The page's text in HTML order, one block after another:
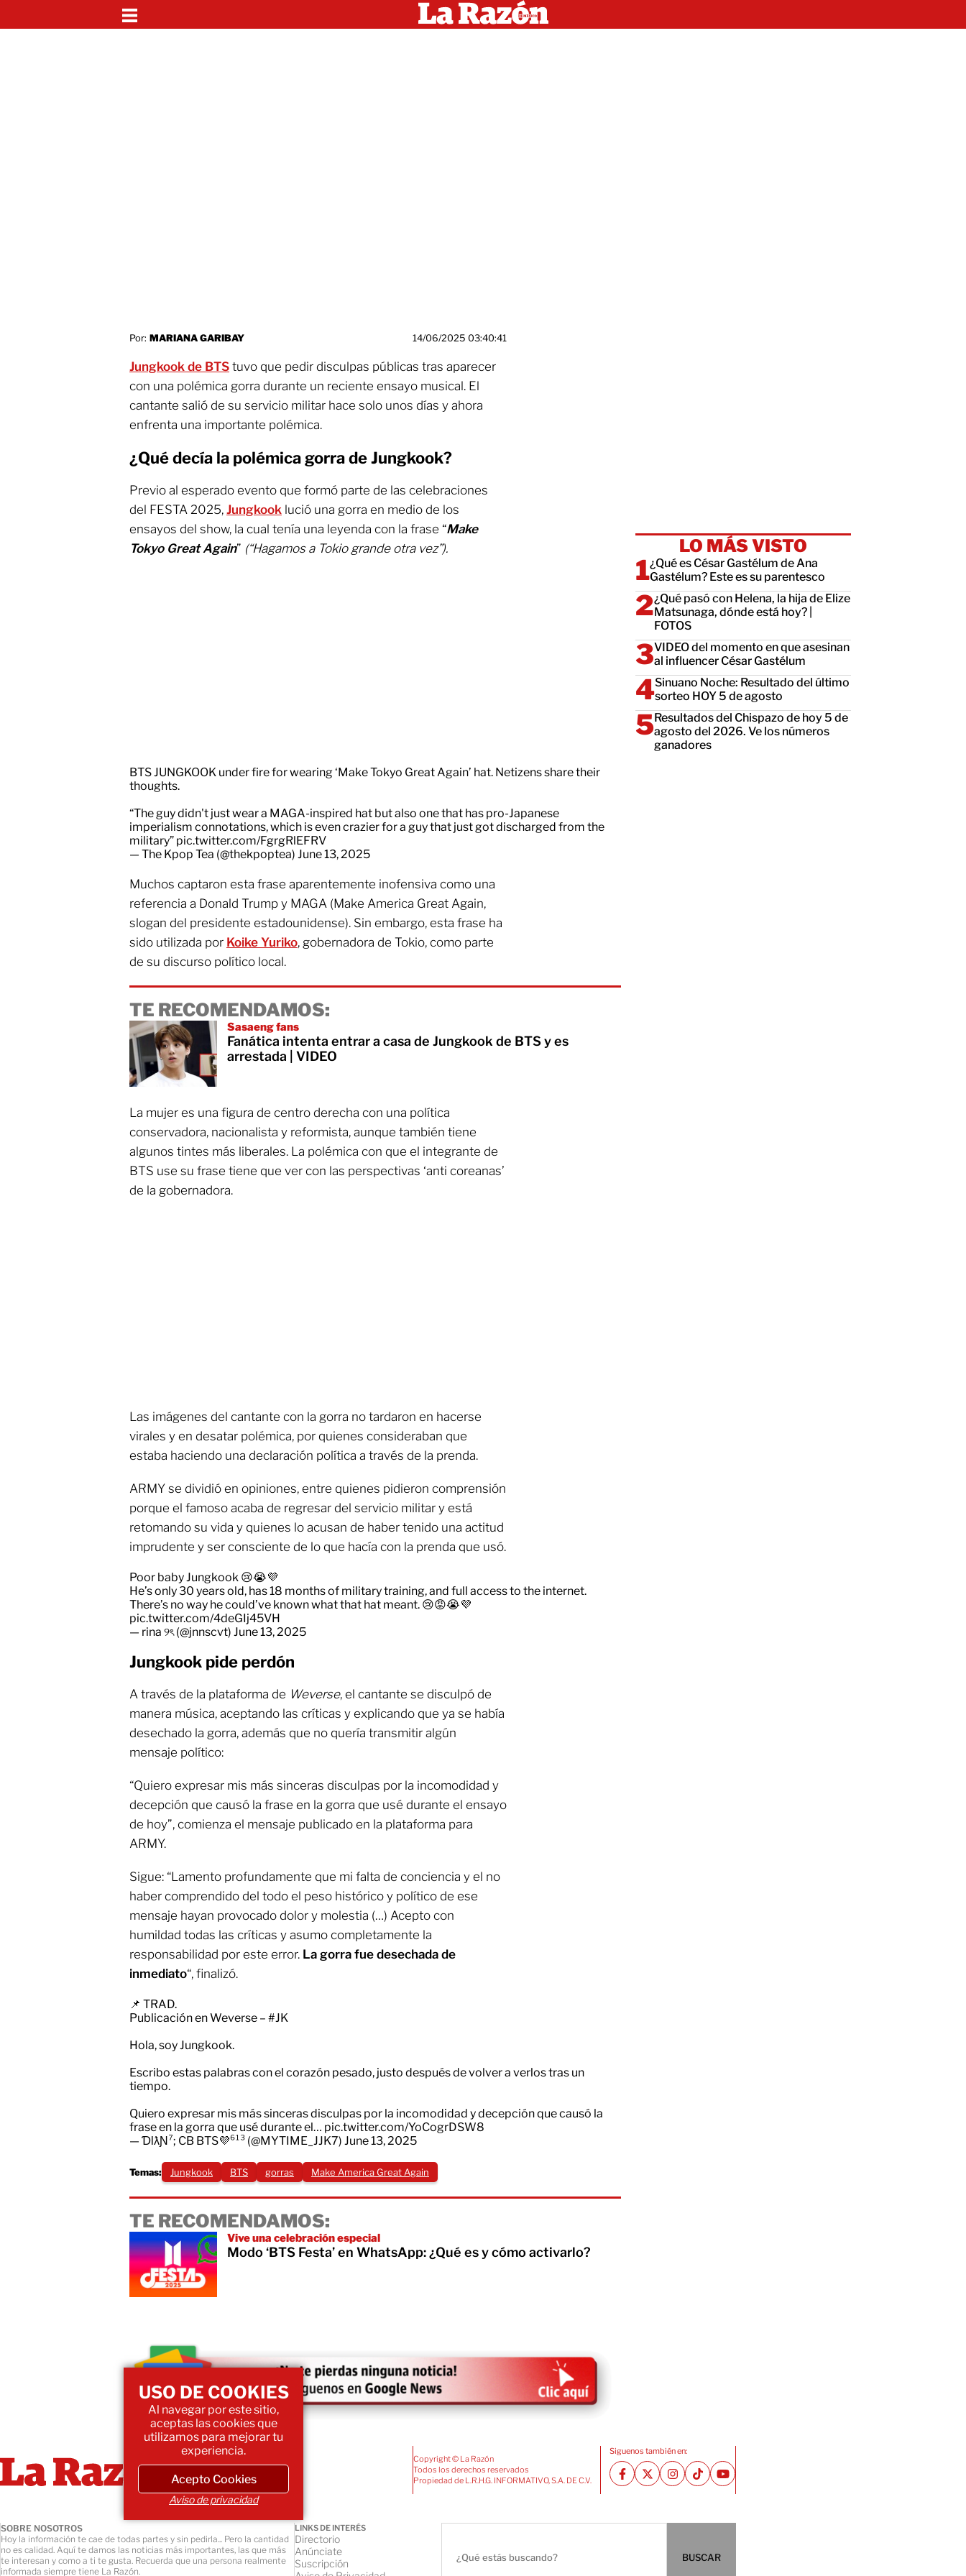
Por: MARIANA GARIBAY 14/06/2025 03:40:41
Jungkook de BTS tuvo que pedir disculpas públicas tras aparecer
con una polémica gorra durante un reciente ensayo musical. El
cantante salió de su servicio militar hace solo unos días y ahora
enfrenta una importante polémica.
¿Qué decía la polémica gorra de Jungkook?
Previo al esperado evento que formó parte de las celebraciones
del FESTA 2025, Jungkook lució una gorra en medio de los
ensayos del show, la cual tenía una leyenda con la frase “Make
Tokyo Great Again” (“Hagamos a Tokio grande otra vez”).
BTS JUNGKOOK under fire for wearing ‘Make Tokyo Great Again’ hat. Netizens share their
thoughts.
“The guy didn't just wear a MAGA-inspired hat but also one that has pro-Japanese
imperialism connotations, which is even crazier for a guy that just got discharged from the
military” pic.twitter.com/FgrgRlEFRV
— The Kpop Tea (@thekpoptea) June 13, 2025
Muchos captaron esta frase aparentemente inofensiva como una
referencia a Donald Trump y MAGA (Make America Great Again,
slogan del presidente estadounidense). Sin embargo, esta frase ha
sido utilizada por Koike Yuriko, gobernadora de Tokio, como parte
de su discurso político local.
TE RECOMENDAMOS:
Sasaeng fans
Fanática intenta entrar a casa de Jungkook de BTS y es
arrestada | VIDEO
La mujer es una figura de centro derecha con una política
conservadora, nacionalista y reformista, aunque también tiene
algunos tintes más liberales. La polémica con que el integrante de
BTS use su frase tiene que ver con las perspectivas ‘anti coreanas’
de la gobernadora.
Las imágenes del cantante con la gorra no tardaron en hacerse
virales y en desatar polémica, por quienes consideraban que
estaba haciendo una declaración política a través de la prenda.
ARMY se dividió en opiniones, entre quienes pidieron comprensión
porque el famoso acaba de regresar del servicio militar y está
retomando su vida y quienes lo acusan de haber tenido una actitud
imprudente y ser consciente de lo que hacía con la prenda que usó.
Poor baby Jungkook 😢😭💜
He’s only 30 years old, has 18 months of military training, and full access to the internet.
There’s no way he could’ve known what that hat meant. 😢😡😭💜
pic.twitter.com/4deGIj45VH
— rina ୨ৎ (@jnnscvt) June 13, 2025
Jungkook pide perdón
A través de la plataforma de Weverse, el cantante se disculpó de
manera música, aceptando las críticas y explicando que ya se había
desechado la gorra, además que no quería transmitir algún
mensaje político:
“Quiero expresar mis más sinceras disculpas por la incomodidad y
decepción que causó la frase en la gorra que usé durante el ensayo
de hoy”, comienza el mensaje publicado en la plataforma para
ARMY.
Sigue: “Lamento profundamente que mi falta de conciencia y el no
haber comprendido del todo el peso histórico y político de ese
mensaje hayan provocado dolor y molestia (…) Acepto con
humildad todas las críticas y asumo completamente la
responsabilidad por este error. La gorra fue desechada de
inmediato“, finalizó.
📌 TRAD.
Publicación en Weverse – #JK
Hola, soy Jungkook.
Escribo estas palabras con el corazón pesado, justo después de volver a verlos tras un
tiempo.
Quiero expresar mis más sinceras disculpas por la incomodidad y decepción que causó la
frase en la gorra que usé durante el… pic.twitter.com/YoCogrDSW8
— ƊƖƛƝ⁷; CB BTS💜⁶¹³ (@MYTIME_JJK7) June 13, 2025
Temas: Jungkook BTS gorras Make America Great Again
TE RECOMENDAMOS:
Vive una celebración especial
Modo ‘BTS Festa’ en WhatsApp: ¿Qué es y cómo activarlo?
LO MÁS VISTO
¿Qué es César Gastélum de Ana
Gastélum? Este es su parentesco
¿Qué pasó con Helena, la hija de Elize
Matsunaga, dónde está hoy? |
FOTOS
VIDEO del momento en que asesinan
al influencer César Gastélum
Sinuano Noche: Resultado del último
sorteo HOY 5 de agosto
Resultados del Chispazo de hoy 5 de
agosto del 2026. Ve los números
ganadores
Copyright © La Razón
Todos los derechos reservados
Propiedad de L.R.H.G. INFORMATIVO, S.A. DE C.V.
Siguenos también en:
SOBRE NOSOTROS
Hoy la información te cae de todas partes y sin pedirla... Pero la cantidad
no es calidad. Aquí te damos las noticias más importantes, las que más
te interesan y como a ti te gusta. Recuerda que una persona realmente
informada siempre tiene La Razón.
LINKS DE INTERÉS
Directorio
Anúnciate
Suscripción
BUSCAR
USO DE COOKIES
Al navegar por este sitio,
aceptas las cookies que
utilizamos para mejorar tu
experiencia.
Acepto Cookies
Aviso de privacidad